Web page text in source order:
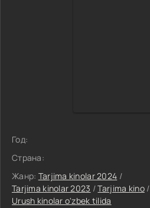
Год:
Страна:
Жанр: Tarjima kinolar 2024 /
Tarjima kinolar 2023 /Tarjima kino/
Urush kinolar o'zbek tilida